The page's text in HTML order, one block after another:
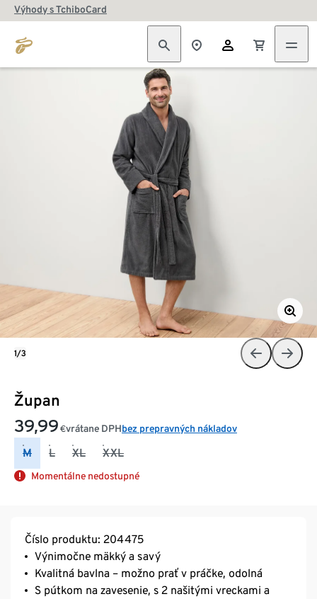
Výhody s TchiboCard
Župan
39,99 €vrátane DPHbez prepravných nákladov
M L XL XXL
Momentálne nedostupné
1/3
Číslo produktu: 204475
Výnimočne mäkký a savý
Kvalitná bavlna – možno prať v práčke, odolná
S pútkom na zavesenie, s 2 našitými vreckami a